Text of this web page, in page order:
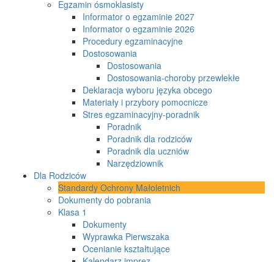
Egzamin ósmoklasisty
Informator o egzaminie 2027
Informator o egzaminie 2026
Procedury egzaminacyjne
Dostosowania
Dostosowania
Dostosowania-choroby przewlekłe
Deklaracja wyboru języka obcego
Materiały i przybory pomocnicze
Stres egzaminacyjny-poradnik
Poradnik
Poradnik dla rodziców
Poradnik dla uczniów
Narzędziownik
Dla Rodziców
Standardy Ochrony Małoletnich
Dokumenty do pobrania
Klasa 1
Dokumenty
Wyprawka Pierwszaka
Ocenianie kształtujące